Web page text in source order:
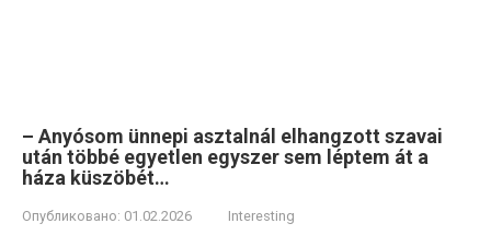
– Anyósom ünnepi asztalnál elhangzott szavai
után többé egyetlen egyszer sem léptem át a
háza küszöbét…
Опубликовано: 01.02.2026 Interesting